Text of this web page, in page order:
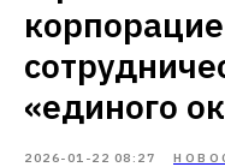
«единого
2026-01-22 08:27